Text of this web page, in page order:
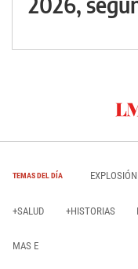
TEMAS DEL DÍA
+SALUD +HISTORIAS
MAS E